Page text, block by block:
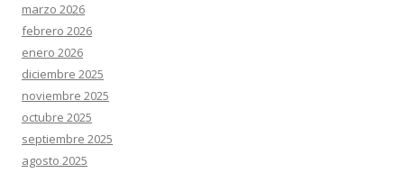
marzo 2026
febrero 2026
enero 2026
diciembre 2025
noviembre 2025
octubre 2025
septiembre 2025
agosto 2025